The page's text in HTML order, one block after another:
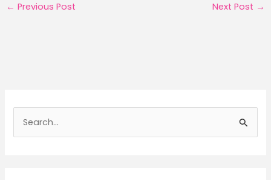
← Previous Post Next Post →